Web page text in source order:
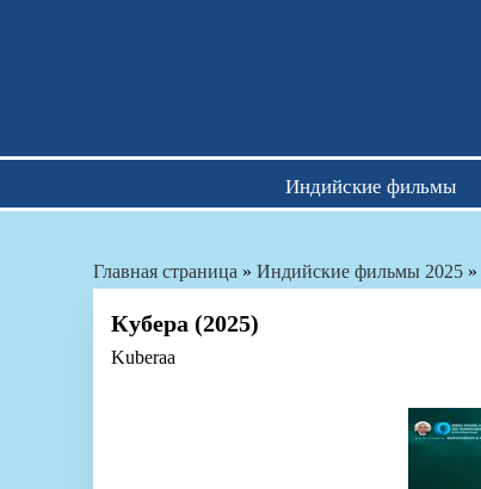
Индийские фильмы
Главная страница » Индийские фильмы 2025 »
Кубера (2025)
Kuberaa